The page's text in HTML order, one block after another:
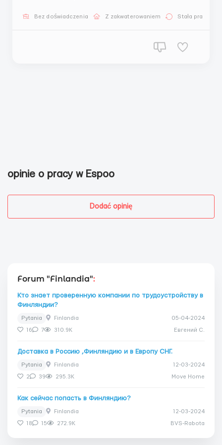
консультант - Адам М. Контактные данные для
Bez doświadczenia Z zakwaterowaniem Stała praca
opinie o pracy w Espoo
Dodać opinię
Forum "Finlandia":
Кто знает проверенную компании по трудоустройству в
Финляндии?
Pytania Finlandia 05-04-2024
16 7 310.9K Евгений C.
Доставка в Россию ,Финляндию и в Европу СНГ.
Pytania Finlandia 12-03-2024
2 39 295.3K Move Home
Как сейчас попасть в Финляндию?
Pytania Finlandia 12-03-2024
18 15 272.9K BVS-Rabota